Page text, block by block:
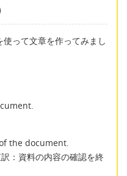
って文章を作ってみまし
the document.
：資料の内容の確認を終